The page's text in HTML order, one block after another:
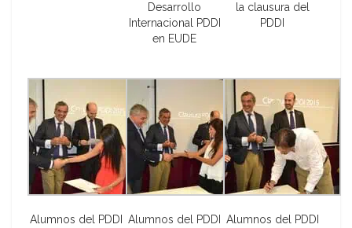
Desarrollo
Internacional PDDI
en EUDE
la clausura del
PDDI
Alumnos del PDDI
Alumnos del PDDI
Alumnos del PDDI